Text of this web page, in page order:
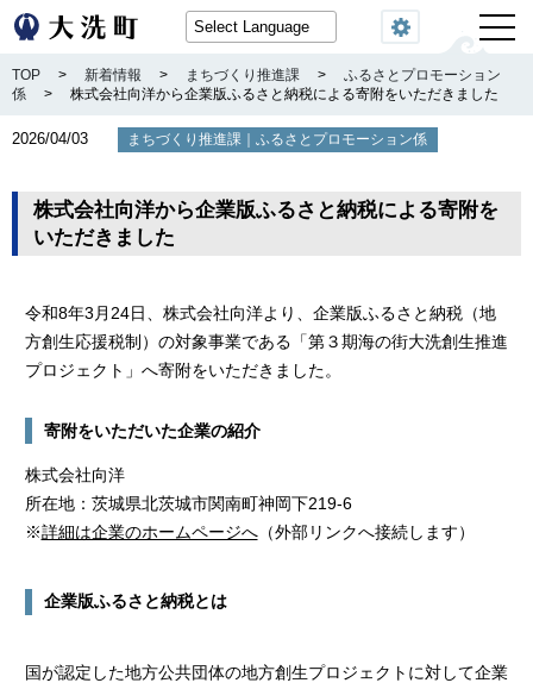
閲覧機能
TOP > 新着情報 > まちづくり推進課 >
ふるさとプロモーション
係
> 株式会社向洋から企業版ふるさと納税による寄附をいただきました
2026/04/03 まちづくり推進課 ｜ふるさとプロモーション係
株式会社向洋から企業版ふるさと納税による寄附を
いただきました
令和8年3月24日、株式会社向洋より、企業版ふるさと納税（地
方創生応援税制）の対象事業である「第３期海の街大洗創生推進
プロジェクト」へ寄附をいただきました。
寄附をいただいた企業の紹介
株式会社向洋
所在地：茨城県北茨城市関南町神岡下219-6
※詳細は企業のホームページへ（外部リンクへ接続します）
企業版ふるさと納税とは
国が認定した地方公共団体の地方創生プロジェクトに対して企業